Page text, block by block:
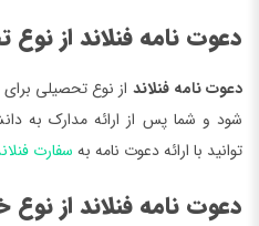
دعوت نامه فنلاند از
دعوت نامه فنلاند از نوع تحصیلی
شود و شما پس از ارائه مدارک به
توانید با ارائه دعوت نامه به سفارت
دعوت نامه فنلاند از